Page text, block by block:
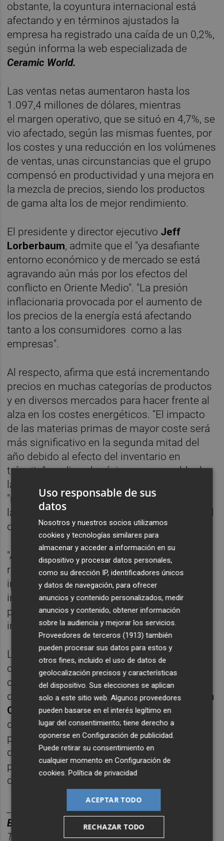
obstante, la coyuntura internacional está
afectando y en términos ajustados la
empresa ha registrado una caída de un 0,2%,
según informa la web especializada de
Ceramic World.
Las ventas netas aumentaron hasta los
1.097,4 millones de dólares, mientras
el margen operativo, que se situó en 4,7%, se
vio afectado, según las mismas fuentes, por
los costes y una reducción en los volúmenes
de ventas, unas circunstancias que el grupo
compensó en productividad y una mejora en
la mezcla de precios, siendo los productos
de gama alta los de mejor rendimiento.
El presidente y director ejecutivo Jeff
Lorberbaum, admite que el "ya desafiante
entorno económico y de mercado se está
agravando aún más por los efectos del
conflicto en Oriente Medio". "La presión
inflacionaria provocada por el aumento de
los precios de la energía está afectando
tanto a los consumidores como a las
empresas".
Al respecto, afirma que está incrementando
precios en muchas categorías de productos
y en diversos mercados para hacer frente al
alza en los costes energéticos. “El impacto
de las materias primas de mayor coste será
más significativo en la segunda mitad del
año debido al efecto del inventario en
tránsito", explica el máximo responsable de
la compañía, que subraya que están
"manteniendo flexibilidad" para adaptarse "a
la evolución de la demanda, la disponibilidad
de suministro y la volatilidad de los costes".
"Actualmente, estamos conteniendo costes,
rediseñando productos y limitando las
inversiones de capital. No veremos el
impacto completo de nuestras acciones de
precios y del aumento de los costes de
insumos hasta el tercer trimestre", remarca.
La compañía de Estados Unidos afronta un
contexto que está afectando al sector
cerámico en su conjunto, con un aumento
de los costes energéticos por elconflicto en
Oriente Medio. Una coyuntura que ha
distorsionado a mercados y a países
productores, como la India, cuyas empresas
de cerámica se vieron obligadas un mes a
parar su producción por falta de suministro
de gas.
BOLET
N PLAZA CERÁMICA.
Toda la información del sector cerámico de
Uso responsable de sus
datos
Nosotros y nuestros socios utilizamos
cookies y tecnologías similares para
almacenar y acceder a información en su
dispositivo y procesar datos personales,
como su dirección IP, identificadores únicos
y datos de navegación, para ofrecer
anuncios y contenido personalizados, medir
anuncios y contenido, obtener información
sobre la audiencia y mejorar los servicios.
Proveedores de terceros (1913) también
pueden procesar sus datos para estos y
otros fines, incluido el uso de datos de
geolocalización precisos y características
del dispositivo. Sus elecciones se aplican
solo a este sitio web. Algunos proveedores
pueden basarse en el interés legítimo en
lugar del consentimiento; tiene derecho a
oponerse enConfiguración de publicidad.
Puede retirar su consentimiento en
cualquier momento enConfiguración de
cookies.Política de privacidad
ACEPTAR TODO
RECHAZAR TODO